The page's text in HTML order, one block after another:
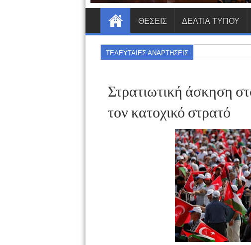
ΘΕΣΕΙΣ ΔΕΛΤΙΑ ΤΥΠΟΥ
ΤΕΛΕΥΤΑΙΕΣ ΑΝΑΡΤΗΣΕΙΣ
Στρατιωτική άσκηση
τον κατοχικό στρατό